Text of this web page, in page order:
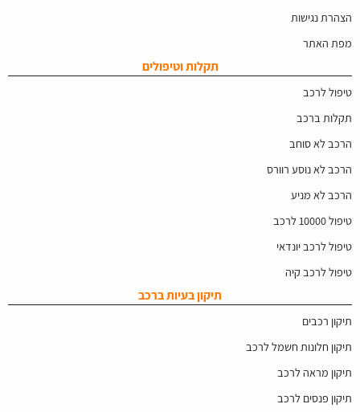
הצהרת נגישות
מפת האתר
תקלות וטיפולים
טיפול לרכב
תקלות ברכב
הרכב לא סוחב
הרכב לא נוסע רוורס
הרכב לא מניע
טיפול 10000 לרכב
טיפול לרכב יונדאי
טיפול לרכב קיה
תיקון בעיות ברכב
תיקון רכבים
תיקון חלונות חשמל לרכב
תיקון מראה לרכב
תיקון פנסים לרכב